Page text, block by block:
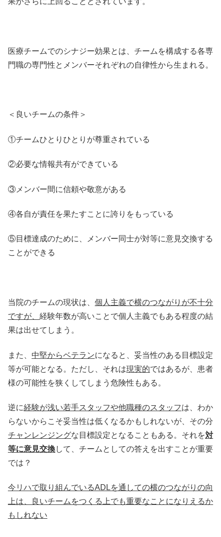
医療チームでのシナジー効果とは、チームを構成する各専
門職の専門性とメンバーそれぞれの自律性から生まれる。
＜良いチームの条件＞
①チームひとりひとりが尊重されている
②必要な情報共有ができている
③メンバー間に信頼や敬意がある
④各自が責任を果たすことに誇りをもっている
⑤目標達成のために、メンバー同士が対等に意見交換する
ことができる
当院のチームの現状は、 個人主義で横のつながりが不十分
ですが、 経験年数が高いことで個人主義でもある程度の結
果は出せてしまう。
また、 中堅からベテランになると、妥当性のある目標設定
等が可能となる。ただし、それは現実的ではあるが、患者
様の可能性を狭くしてしまう危険性もある。
逆に経験が浅い若手スタッフや他職種のスタッフは、わか
らないからこそ妥当性は低くなるかもしれないが、その分
チャンレンジングな目標設定となることもある。それを対
等に意見交換して、チームとしての答えを出すことが重要
では？
今リハで取り組んでいるADLを通しての横のつながりの向
上は、良いチームをつくる上でも重要なことになりえるか
もしれない